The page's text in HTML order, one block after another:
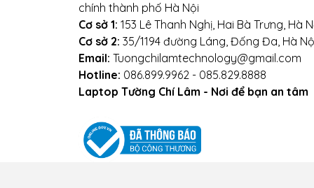
chính thành phố Hà Nội
Cơ sở 1: 153 Lê Thanh Nghị, Hai Bà Trưng, Hà
Cơ sở 2: 35/1194 đường Láng, Đống Đa, Hà
Email: Tuongchilamtechnology@gmail.com
Hotline: 086.899.9962 - 085.829.8888
Laptop Tường Chí Lâm - Nơi để bạn an tâm